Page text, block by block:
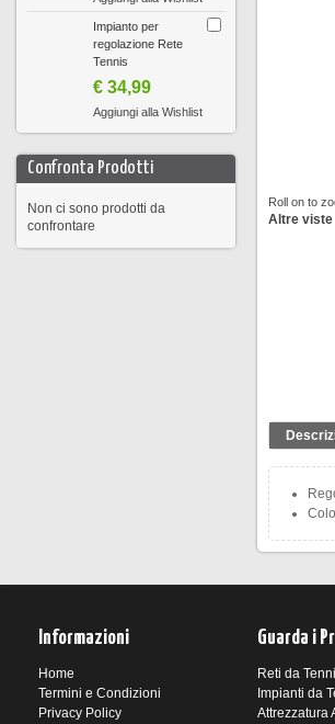
Roll on to
Altre viste
Impianto per
regolazione Rete
Tennis
€ 34,99
Aggiungi alla Wishlist
Confronta Prodotti
Non ci sono prodotti da
confrontare
Informazioni
Home
Termini e Condizioni
Privacy Policy
Guarda i
Reti da
Impianti da
Attrezzatura